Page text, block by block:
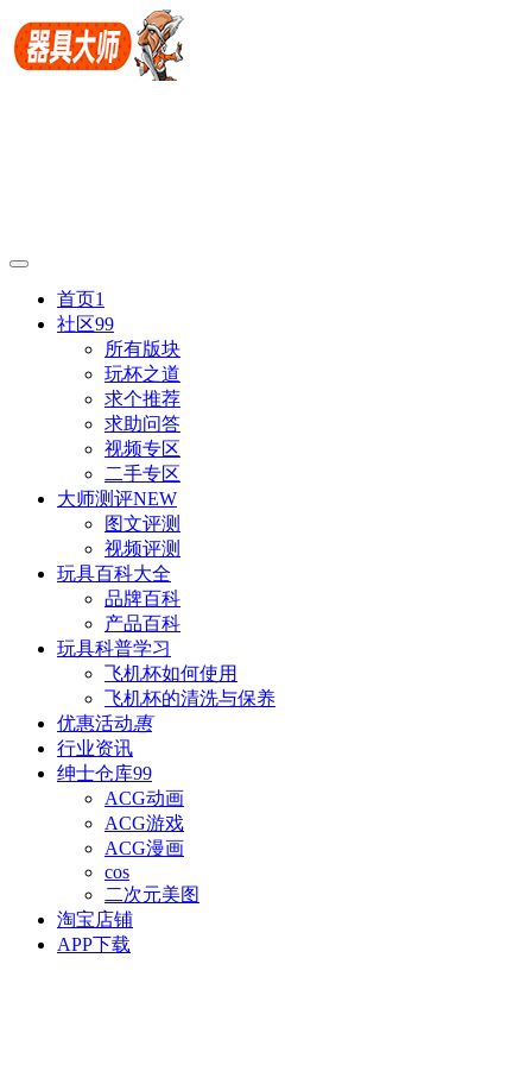
首页1
社区99
所有版块
玩杯之道
求个推荐
求助问答
视频专区
二手专区
大师测评NEW
图文评测
视频评测
玩具百科大全
品牌百科
产品百科
玩具科普学习
飞机杯如何使用
飞机杯的清洗与保养
优惠活动惠
行业资讯
绅士仓库99
ACG动画
ACG游戏
ACG漫画
cos
二次元美图
淘宝店铺
APP下载